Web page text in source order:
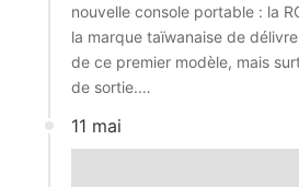
nouvelle console portable : la
la marque taïwanaise de
de ce premier modèle, mais
de sortie.…
11 mai